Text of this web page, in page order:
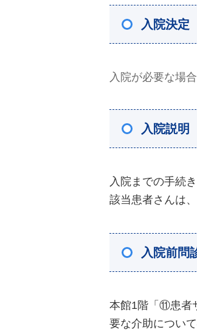
入院決定
入院が必要な場
入院説明
入院までの手続
該当患者さんは
入院前
本館1階「⑪患者
要な介助につい